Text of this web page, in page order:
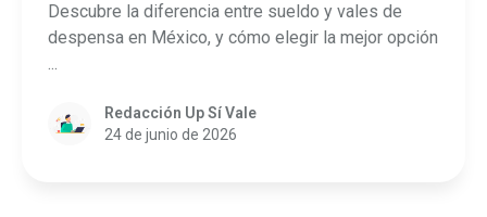
Descubre la diferencia entre sueldo y vales de
despensa en México, y cómo elegir la mejor opción
...
Redacción Up Sí Vale
24 de junio de 2026